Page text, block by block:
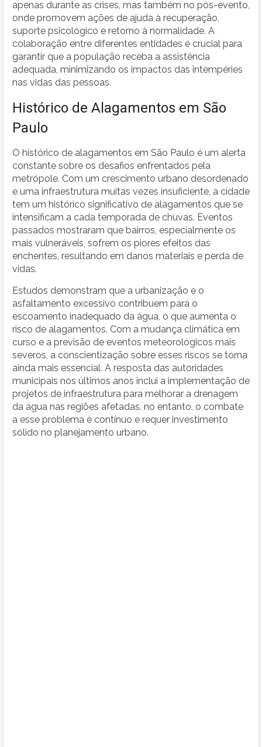
apenas durante as crises, mas também no pós-evento,
onde promovem ações de ajuda à recuperação,
suporte psicológico e retorno à normalidade. A
colaboração entre diferentes entidades é crucial para
garantir que a população receba a assistência
adequada, minimizando os impactos das intempéries
nas vidas das pessoas.
Histórico de Alagamentos em São
Paulo
O histórico de alagamentos em São Paulo é um alerta
constante sobre os desafios enfrentados pela
metrópole. Com um crescimento urbano desordenado
e uma infraestrutura muitas vezes insuficiente, a cidade
tem um histórico significativo de alagamentos que se
intensificam a cada temporada de chuvas. Eventos
passados mostraram que bairros, especialmente os
mais vulneráveis, sofrem os piores efeitos das
enchentes, resultando em danos materiais e perda de
vidas.
Estudos demonstram que a urbanização e o
asfaltamento excessivo contribuem para o
escoamento inadequado da água, o que aumenta o
risco de alagamentos. Com a mudança climática em
curso e a previsão de eventos meteorológicos mais
severos, a conscientização sobre esses riscos se torna
ainda mais essencial. A resposta das autoridades
municipais nos últimos anos inclui a implementação de
projetos de infraestrutura para melhorar a drenagem
da água nas regiões afetadas, no entanto, o combate
a esse problema é contínuo e requer investimento
sólido no planejamento urbano.